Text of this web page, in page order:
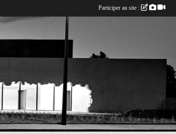
Participer au site :